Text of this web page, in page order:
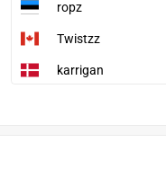
ropz
Twistzz
karrigan